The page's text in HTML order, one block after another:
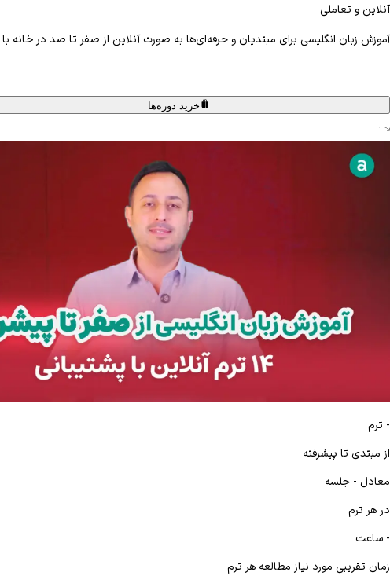
آنلاین و تعاملی
آموزش زبان انگلیسی برای مبتدیان و حرفه‌ای‌ها به صورت آنلاین از صفر تا صد در خانه
خرید دوره‌ها
- ترم
از مبتدی تا پیشرفته
معادل - جلسه
در هر ترم
- ساعت
زمان تقریبی مورد نیاز مطالعه هر ترم